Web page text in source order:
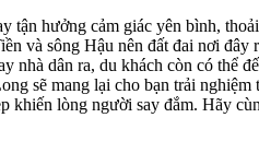
hưởng cảm giác yên bình,
và sông Hậu nên đất đai nơi đây
dân ra, du khách còn có thể
sẽ mang lại cho bạn trải nghiệm
khiến lòng người say đắm. Hãy